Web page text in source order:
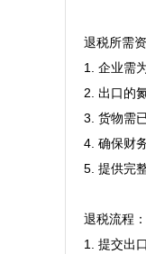
退税所需资
1. 企业需
2. 出口的
3. 货物需
4. 确保财
5. 提供完
退税流程：
1. 提交出